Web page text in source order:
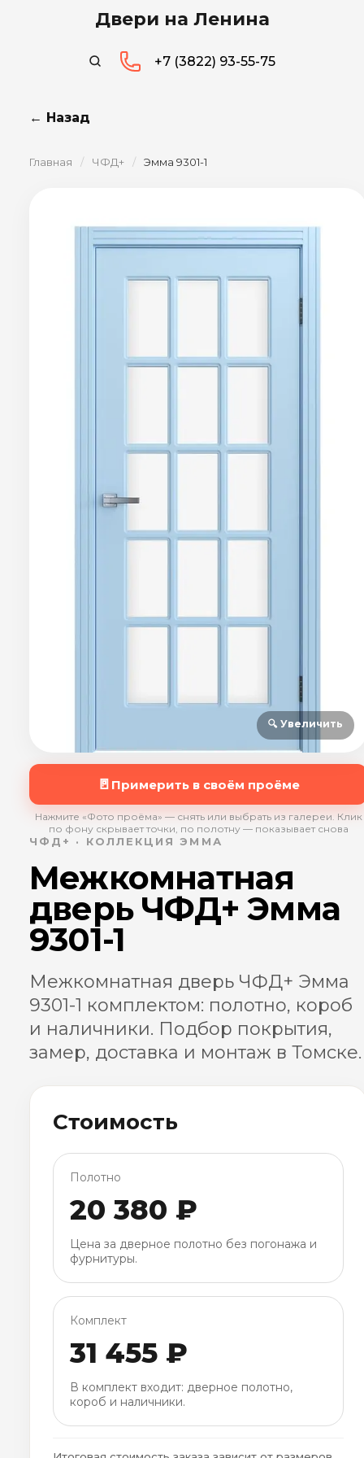
Двери на Ленина
+7 (3822) 93-55-75
← Назад
Главная / ЧФД+ / Эмма 9301-1
🔍 Увеличить
🚪 Примерить в своём проёме
Нажмите «Фото проёма» — снять или выбрать из галереи. Клик
по фону скрывает точки, по полотну — показывает снова
ЧФД+ · КОЛЛЕКЦИЯ ЭММА
Межкомнатная
дверь ЧФД+ Эмма
9301-1
Межкомнатная дверь ЧФД+ Эмма
9301-1 комплектом: полотно, короб
и наличники. Подбор покрытия,
замер, доставка и монтаж в Томске.
Стоимость
Полотно
20 380 ₽
Цена за дверное полотно без погонажа и
фурнитуры.
Комплект
31 455 ₽
В комплект входит: дверное полотно,
короб и наличники.